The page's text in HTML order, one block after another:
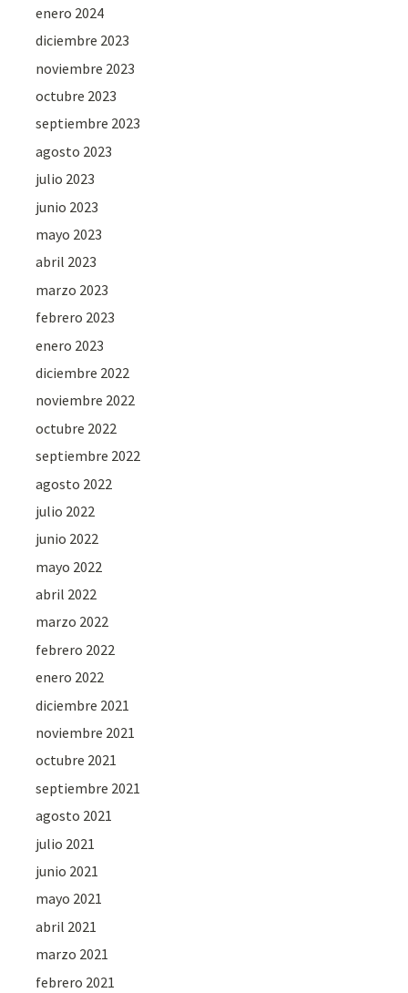
enero 2024
diciembre 2023
noviembre 2023
octubre 2023
septiembre 2023
agosto 2023
julio 2023
junio 2023
mayo 2023
abril 2023
marzo 2023
febrero 2023
enero 2023
diciembre 2022
noviembre 2022
octubre 2022
septiembre 2022
agosto 2022
julio 2022
junio 2022
mayo 2022
abril 2022
marzo 2022
febrero 2022
enero 2022
diciembre 2021
noviembre 2021
octubre 2021
septiembre 2021
agosto 2021
julio 2021
junio 2021
mayo 2021
abril 2021
marzo 2021
febrero 2021